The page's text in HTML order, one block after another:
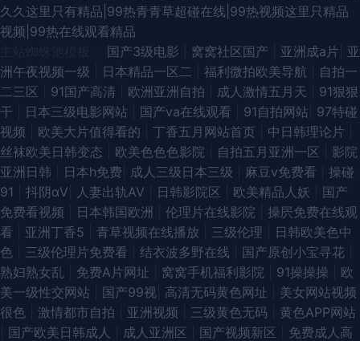
久久这里只有精品|99热青青草超碰在线|99热视频这里只精品
视频|99热在线观看精品
国产3级电影 窝窝社区国产 亚洲成a片 亚
洲午夜视频一级
日本精品一区二 福利微拍欧美导航
自拍一
二三区
91国产高清 欧洲亚洲自拍 成人激情五月天
91狠狠
干
日本三级电影网站 国产va在线观看 91自拍网站 97特碰
视频
欧美大片值得看的 丁香五月网站首页 中日韩理论片
丝袜欧美日韩变态
欧美色色色影院 自拍五月亚洲一区
影院
亚洲日韩
日本h免费 成人三级日本三级 麻豆v免费看
操碰
91
抖阴αV 人妻出轨AV 日韩影院区 欧美精品人妖
国产
免费看视频
日本韩国欧洲 伦理片在线影院
操屄免费在线观
看
亚洲丁香5 青草视频在线播放 三级伦理
日韩欧美色中
色
三级伦理片免费看 结衣波多野在线 国产原创小宝寻花
熟妇熟女乱
免费A片网址 窝窝手机福利影院 91操操操
欧
美一级性交网站
国产99视 高清无码黄色网址
美女网站视频
很色
激情都市自拍 亚洲视频 三级黄色无码
黄色APP网站
国产欧美日韩成人 成人亚洲区 国产视频新区
免费成人高